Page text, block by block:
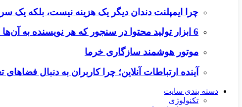
چرا ایمپلنت دندان دیگر یک هزینه نیست، بلکه یک
6 ابزار تولید محتوا در سنجور که هر نویسنده به آن‌ها نیاز دارد
موتور هوشمند سازگاری خرما
آینده ارتباطات آنلاین؛ چرا کاربران به دنبال
دسته بندی سایت
تکنولوژی